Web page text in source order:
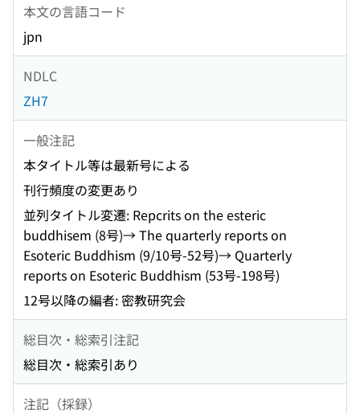
本文の言語コード
jpn
NDLC
ZH7
一般注記
本タイトル等は最新号による
刊行頻度の変更あり
並列タイトル変遷: Repcrits on the esteric
buddhisem (8号)→ The quarterly reports on
Esoteric Buddhism (9/10号-52号)→ Quarterly
reports on Esoteric Buddhism (53号-198号)
12号以降の編者: 密教研究会
総目次・総索引注記
総目次・総索引あり
注記（採録）